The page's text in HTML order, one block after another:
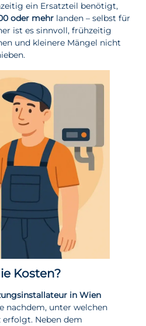
ein Ersatzteil benötigt,
oder mehr landen – selbst für
ist es sinnvoll, frühzeitig
und kleinere Mängel nicht
Kosten?
in Wien
nachdem, unter welchen
Neben dem